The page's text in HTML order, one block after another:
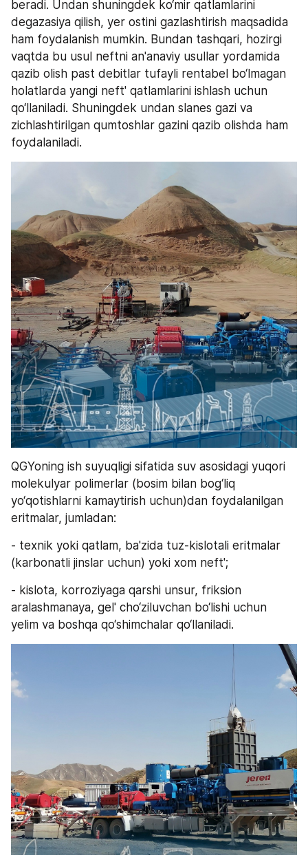
beradi. Undan shuningdek ko‘mir qatlamlarini
degazasiya qilish, yer ostini gazlashtirish maqsadida
ham foydalanish mumkin. Bundan tashqari, hozirgi
vaqtda bu usul neftni an'anaviy usullar yordamida
qazib olish past debitlar tufayli rentabel bo‘lmagan
holatlarda yangi neft' qatlamlarini ishlash uchun
qo‘llaniladi. Shuningdek undan slanes gazi va
zichlashtirilgan qumtoshlar gazini qazib olishda ham
foydalaniladi.
QGYoning ish suyuqligi sifatida suv asosidagi yuqori
molekulyar polimerlar (bosim bilan bog‘liq
yo‘qotishlarni kamaytirish uchun)dan foydalanilgan
eritmalar, jumladan:
- texnik yoki qatlam, ba'zida tuz-kislotali eritmalar
(karbonatli jinslar uchun) yoki xom neft';
- kislota, korroziyaga qarshi unsur, friksion
aralashmanaya, gel' cho‘ziluvchan bo‘lishi uchun
yelim va boshqa qo‘shimchalar qo‘llaniladi.